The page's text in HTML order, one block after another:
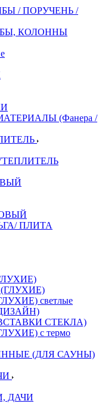
/ ПОРУЧЕНЬ /
КОЛОННЫ
(Фанера /
ПЛИТА
светлые
СТЕКЛА)
с термо
(ДЛЯ САУНЫ)
ДАЧИ